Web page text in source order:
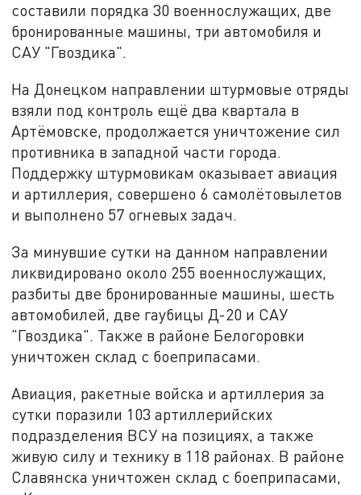
составили порядка 30 военнослужащих, две
бронированные машины, три автомобиля и
САУ "Гвоздика".
На Донецком направлении штурмовые отряды
взяли под контроль ещё два квартала в
Артёмовске, продолжается уничтожение сил
противника в западной части города.
Поддержку штурмовикам оказывает авиация
и артиллерия, совершено 6 самолётовылетов
и выполнено 57 огневых задач.
За минувшие сутки на данном направлении
ликвидировано около 255 военнослужащих,
разбиты две бронированные машины, шесть
автомобилей, две гаубицы Д-20 и САУ
"Гвоздика". Также в районе Белогоровки
уничтожен склад с боеприпасами.
Авиация, ракетные войска и артиллерия за
сутки поразили 103 артиллерийских
подразделения ВСУ на позициях, а также
живую силу и технику в 118 районах. В районе
Славянска уничтожен склад с боеприпасами,